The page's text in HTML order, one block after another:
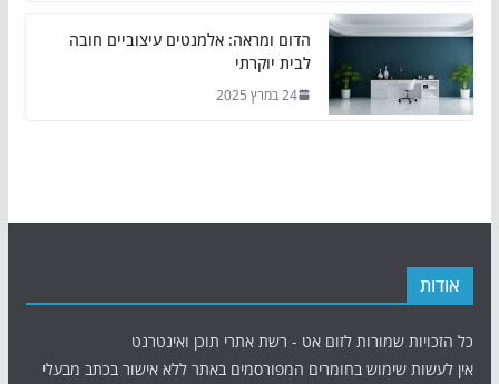
הדום ומראה: אלמנטים עיצוביים חובה
לבית יוקרתי
24 במרץ 2025
אודות
כל הזכויות שמורות לזום אט - רשת אתרי תוכן ואינטרנט
אין לעשות שימוש בחומרים המפורסמים באתר ללא אישור בכתב מבעלי